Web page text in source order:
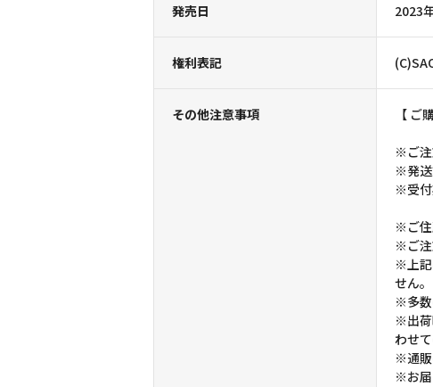
発売日 2023
権利表記
その他注意事項 【 ご
※ご注
※発送
※受付
※ご住
※ご注
※上記
せん。
※多数
※出荷
わせ
※通販
※お届